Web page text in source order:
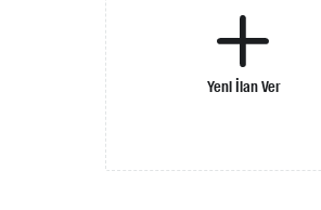
Yeni İlan Ver